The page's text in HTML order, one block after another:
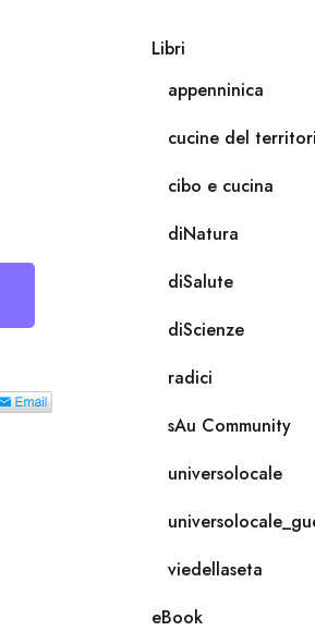
Libri
appenninica
cucine del
cibo e cucina
diNatura
diSalute
diScienze
radici
sAu Community
universolocale
viedellaseta
eBook